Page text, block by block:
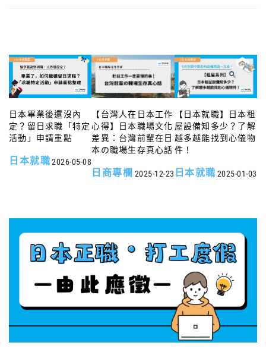
日本畢業後還沒內
定？留日求職「特定
活動」申請重點
日本就職 2026-05-08
【台灣人在日本工作
心得】日本職場文化
差異：台灣前輩在日
本の職場生存真心話
日商專欄 2025-12-23
【日本就職】日本租
屋設備知多少？了解
越多越能找到心儀物
件！
日本就職 2025-01-03